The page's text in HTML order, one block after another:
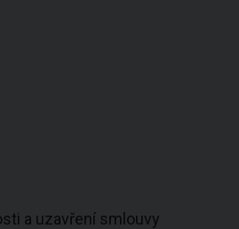
a uzavření smlouvy